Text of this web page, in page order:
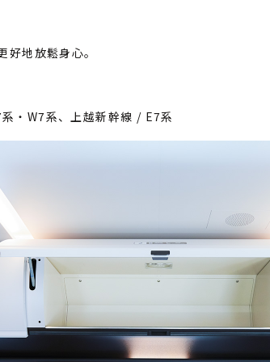
地放鬆身心。
・W7系、上越新幹線 / E7系